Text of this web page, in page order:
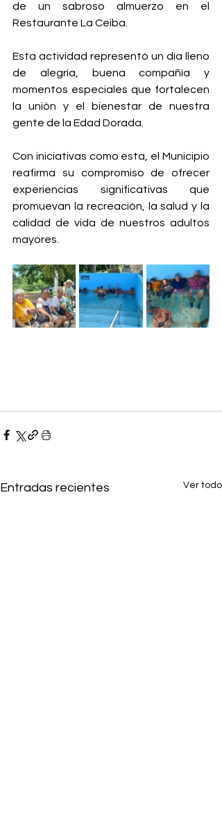
de un sabroso almuerzo en el
Restaurante La Ceiba.
Esta actividad representó un día lleno
de alegría, buena compañía y
momentos especiales que fortalecen
la unión y el bienestar de nuestra
gente de la Edad Dorada.
Con iniciativas como esta, el Municipio
reafirma su compromiso de ofrecer
experiencias significativas que
promuevan la recreación, la salud y la
calidad de vida de nuestros adultos
mayores.
Entradas recientes Ver todo